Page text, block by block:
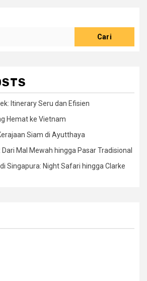
Cari
Itinerary Seru dan Efisien
Hemat ke Vietnam
Siam di Ayutthaya
Mal Mewah hingga Pasar Tradisional
Singapura: Night Safari hingga Clarke